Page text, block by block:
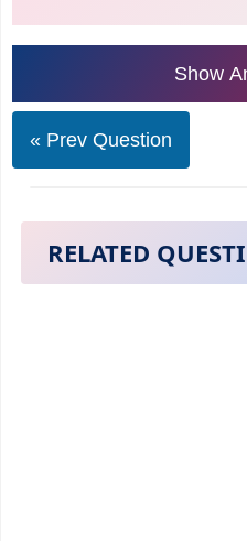
Show
« Prev Question
RELATED